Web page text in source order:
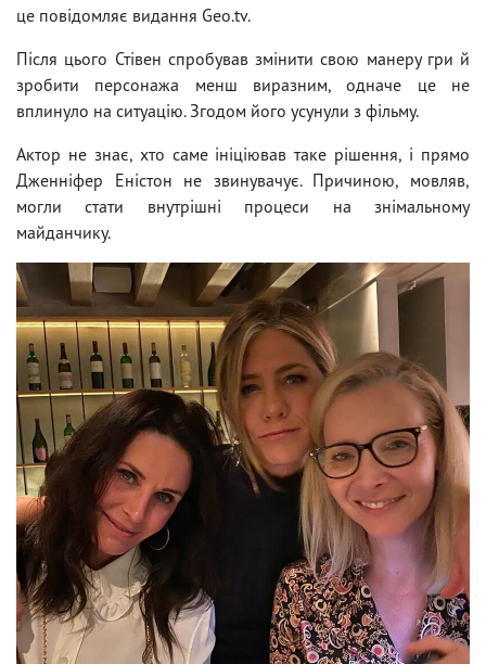
це повідомляє видання Geo.tv.
Після цього Стівен спробував змінити свою манеру гри й
зробити персонажа менш виразним, одначе це не
вплинуло на ситуацію. Згодом його усунули з фільму.
Актор не знає, хто саме ініціював таке рішення, і прямо
Дженніфер Еністон не звинувачує. Причиною, мовляв,
могли стати внутрішні процеси на знімальному
майданчику.